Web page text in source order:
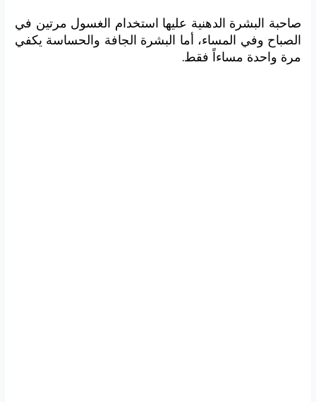
صاحبة البشرة الدهنية عليها استخدام الغسول مرتين في
الصباح وفي المساء، أما البشرة الجافة والحساسة يكفي
مرة واحدة مساءاً فقط.